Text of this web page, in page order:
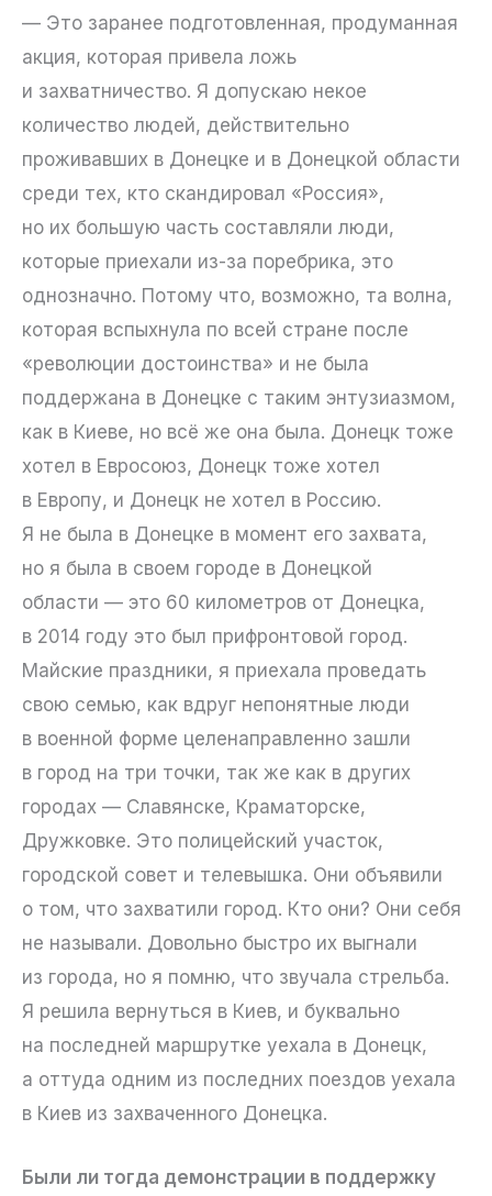
— Это заранее подготовленная, продуманная
акция, которая привела ложь
и захватничество. Я допускаю некое
количество людей, действительно
проживавших в Донецке и в Донецкой области
среди тех, кто скандировал «Россия»,
но их большую часть составляли люди,
которые приехали из-за поребрика, это
однозначно. Потому что, возможно, та волна,
которая вспыхнула по всей стране после
«революции достоинства» и не была
поддержана в Донецке с таким энтузиазмом,
как в Киеве, но всё же она была. Донецк тоже
хотел в Евросоюз, Донецк тоже хотел
в Европу, и Донецк не хотел в Россию.
Я не была в Донецке в момент его захвата,
но я была в своем городе в Донецкой
области — это 60 километров от Донецка,
в 2014 году это был прифронтовой город.
Майские праздники, я приехала проведать
свою семью, как вдруг непонятные люди
в военной форме целенаправленно зашли
в город на три точки, так же как в других
городах — Славянске, Краматорске,
Дружковке. Это полицейский участок,
городской совет и телевышка. Они объявили
о том, что захватили город. Кто они? Они себя
не называли. Довольно быстро их выгнали
из города, но я помню, что звучала стрельба.
Я решила вернуться в Киев, и буквально
на последней маршрутке уехала в Донецк,
а оттуда одним из последних поездов уехала
в Киев из захваченного Донецка.
Были ли тогда демонстрации в поддержку